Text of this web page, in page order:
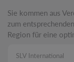
Sie kommen aus
zum
Region für eine